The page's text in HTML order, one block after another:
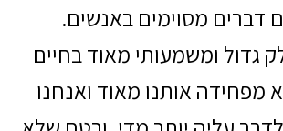
דברים מסוימים באנשים.
גדול ומשמעותי מאוד בחיים
מפחידה אותנו מאוד ואנחנו